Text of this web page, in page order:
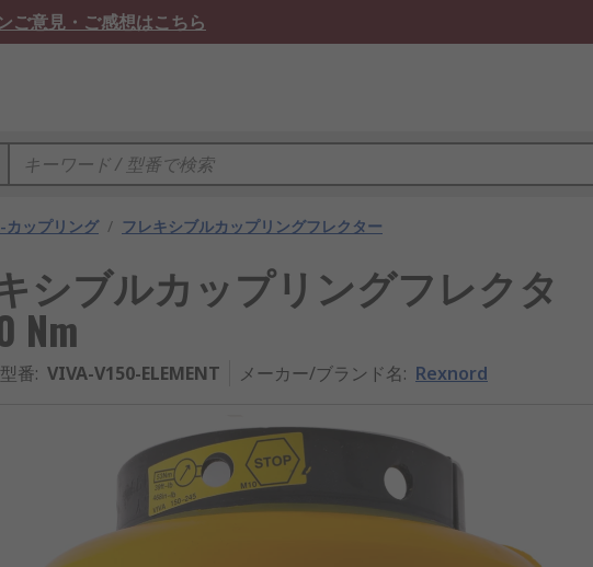
ご意見・ご感想はこちら
カップリング / フレキシブルカップリングフレクター
シブルカップリングフレクタ
Nm
番: VIVA-V150-ELEMENT メーカー/ブランド名: Rexnord